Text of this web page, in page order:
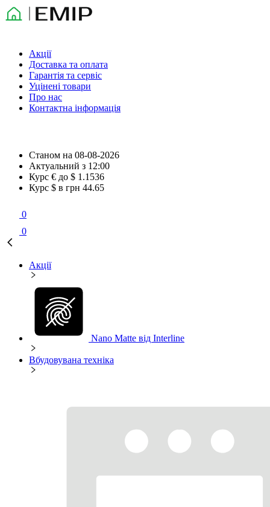
Акції
Доставка та оплата
Гарантія та сервіс
Уцінені товари
Про нас
Контактна інформація
Станом на 08-08-2026
Актуальний з 12:00
Курс € до $ 1.1536
Курс $ в грн 44.65
0
0
Акції
Nano Matte від Interline
Вбудовувана техніка